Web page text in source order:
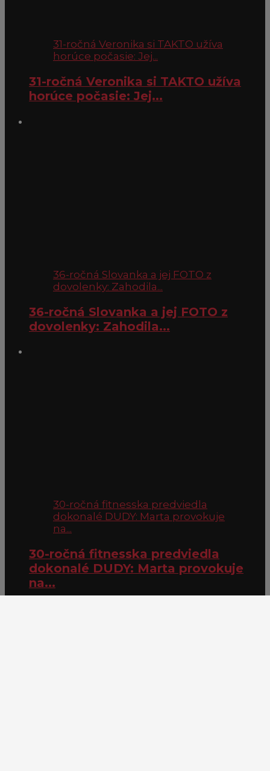
31-ročná Veronika si TAKTO užíva
horúce počasie: Jej...
31-ročná Veronika si TAKTO užíva
horúce počasie: Jej...
36-ročná Slovanka a jej FOTO z
dovolenky: Zahodila...
36-ročná Slovanka a jej FOTO z
dovolenky: Zahodila...
30-ročná fitnesska predviedla
dokonalé DUDY: Marta provokuje
na...
30-ročná fitnesska predviedla
dokonalé DUDY: Marta provokuje
na...